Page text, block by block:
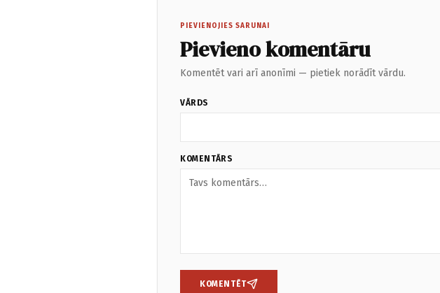
PIEVIENOJIES SARUNAI
Pievieno komentāru
Komentēt vari arī anonīmi — pietiek norādīt vārdu.
VĀRDS
KOMENTĀRS
KOMENTĒT